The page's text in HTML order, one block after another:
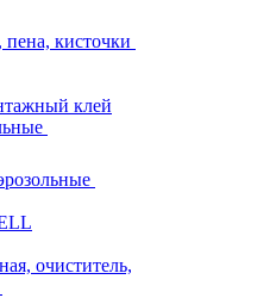
кисточки
клей
очиститель,